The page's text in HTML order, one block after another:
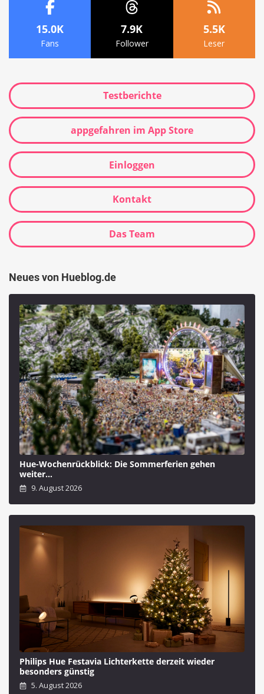
15.0K
Fans
7.9K
Follower
5.5K
Leser
Testberichte
appgefahren im App Store
Einloggen
Kontakt
Das Team
Neues von Hueblog.de
Hue-Wochenrückblick: Die Sommerferien gehen
weiter…
9. August 2026
Philips Hue Festavia Lichterkette derzeit wieder
besonders günstig
5. August 2026